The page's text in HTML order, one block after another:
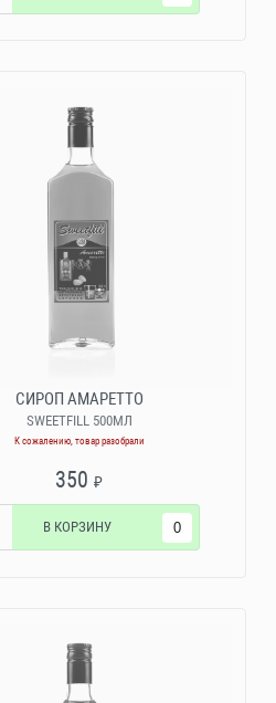
СИРОП АМАРЕТТО
SWEETFILL 500МЛ
К сожалению, товар разобрали
350₽
В КОРЗИНУ